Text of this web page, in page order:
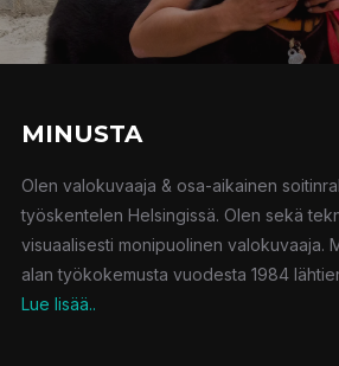
MINUSTA
Olen valokuvaaja & osa-aikainen
työskentelen Helsingissä. Olen sekä
visuaalisesti monipuolinen valokuvaaja.
alan työkokemusta vuodesta 1984
Lue lisää..